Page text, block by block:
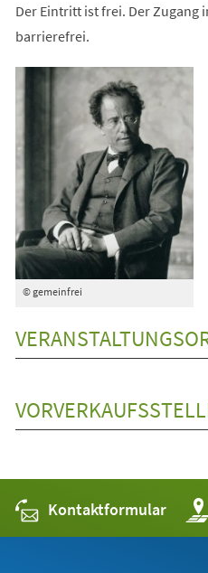
Der Eintritt ist frei. Der Zugang
barrierefrei.
© gemeinfrei
Kontaktformular
in